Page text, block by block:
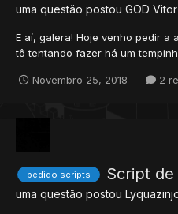
uma questão postou GOD Vitor
E aí, galera! Hoje venho pedir a
tô tentando fazer há um
bad). *Como funciona? - Ao
Novembro 25, 2018 2
pedido scripts Script de
uma questão postou